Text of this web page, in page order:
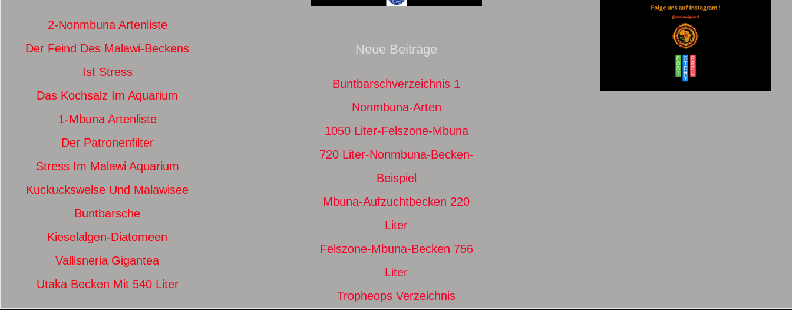
2-Nonmbuna Artenliste
Der Feind Des Malawi-Beckens
Ist Stress
Das Kochsalz Im Aquarium
1-Mbuna Artenliste
Der Patronenfilter
Stress Im Malawi Aquarium
Kuckuckswelse Und Malawisee
Buntbarsche
Kieselalgen-Diatomeen
Vallisneria Gigantea
Utaka Becken Mit 540 Liter
Neue Beiträge
Buntbarschverzeichnis 1
Nonmbuna-Arten
1050 Liter-Felszone-Mbuna
720 Liter-Nonmbuna-Becken-
Beispiel
Mbuna-Aufzuchtbecken 220
Liter
Felszone-Mbuna-Becken 756
Liter
Tropheops Verzeichnis